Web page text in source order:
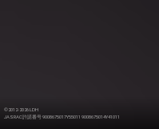
©2012-2026 LDH
JASRAC許諾番号 9008675017Y55011 9008675014Y41011